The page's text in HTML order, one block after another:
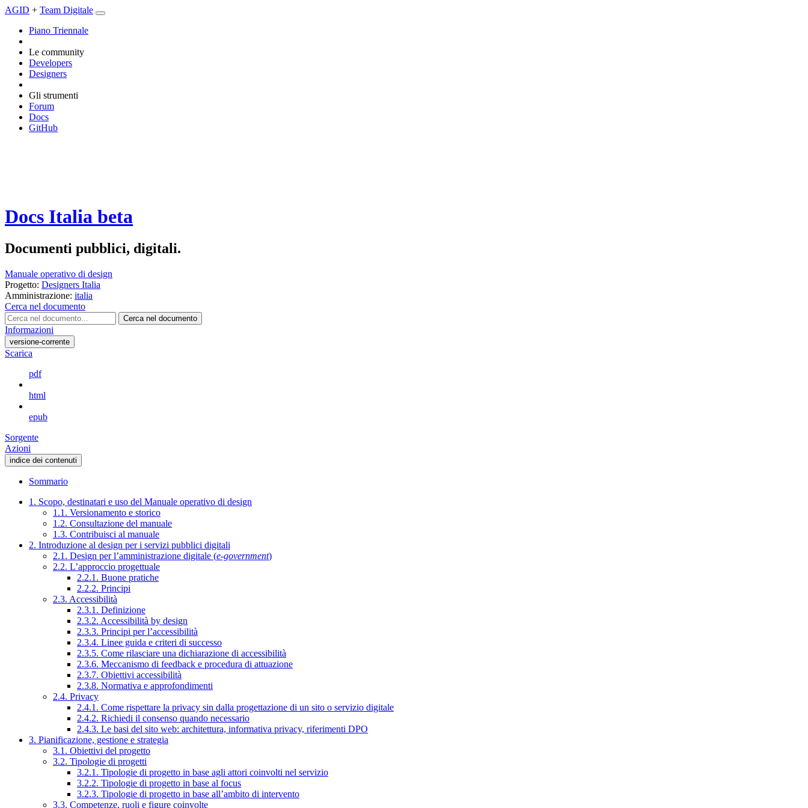
AGID + Team Digitale
Piano Triennale
Le community
Developers
Designers
Gli strumenti
Forum
Docs
GitHub
Docs Italia beta
Documenti pubblici, digitali.
Manuale operativo di design
Progetto: Designers Italia
Amministrazione: italia
Cerca nel documento
Cerca nel documento
Informazioni
versione-corrente
Scarica
pdf
html
epub
Sorgente
Azioni
indice dei contenuti
Sommario
1. Scopo, destinatari e uso del Manuale operativo di design
1.1. Versionamento e storico
1.2. Consultazione del manuale
1.3. Contribuisci al manuale
2. Introduzione al design per i servizi pubblici digitali
2.1. Design per l’amministrazione digitale (e-government)
2.2. L’approccio progettuale
2.2.1. Buone pratiche
2.2.2. Principi
2.3. Accessibilità
2.3.1. Definizione
2.3.2. Accessibilità by design
2.3.3. Principi per l’accessibilità
2.3.4. Linee guida e criteri di successo
2.3.5. Come rilasciare una dichiarazione di accessibilità
2.3.6. Meccanismo di feedback e procedura di attuazione
2.3.7. Obiettivi accessibilità
2.3.8. Normativa e approfondimenti
2.4. Privacy
2.4.1. Come rispettare la privacy sin dalla progettazione di un sito o servizio digitale
2.4.2. Richiedi il consenso quando necessario
2.4.3. Le basi del sito web: architettura, informativa privacy, riferimenti DPO
3. Pianificazione, gestione e strategia
3.1. Obiettivi del progetto
3.2. Tipologie di progetti
3.2.1. Tipologie di progetto in base agli attori coinvolti nel servizio
3.2.2. Tipologie di progetto in base al focus
3.2.3. Tipologie di progetto in base all’ambito di intervento
3.3. Competenze, ruoli e figure coinvolte